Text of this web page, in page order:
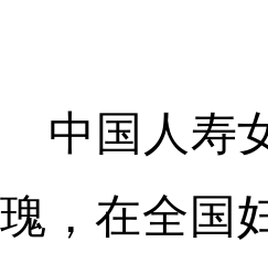
中国人寿
瑰，在全国